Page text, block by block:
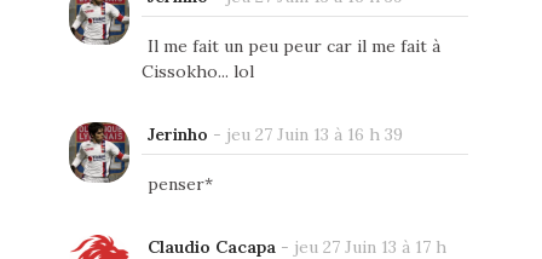
Il me fait un peu peur car il me fait à
Cissokho... lol
Jerinho - jeu 27 Juin 13 à 16 h 39
penser*
Claudio Cacapa- jeu 27 Juin 13 à 17 h